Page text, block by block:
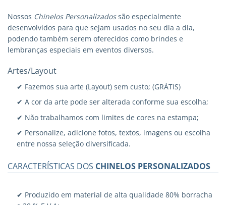
Nossos Chinelos Personalizadossão especialmente
desenvolvidos para que sejam usados no seu dia a dia,
podendo também serem oferecidos como brindes e
lembranças especiais em eventos diversos.
Artes/Layout
✔ Fazemos sua arte (Layout) sem custo; (GRÁTIS)
✔ A cor da arte pode ser alterada conforme sua escolha;
✔ Não trabalhamos com limites de cores na estampa;
✔ Personalize, adicione fotos, textos, imagens ou escolha
entre nossa seleção diversificada.
CARACTERÍSTICAS DOS CHINELOS PERSONALIZADOS
✔ Produzido em material de alta qualidade 80% borracha